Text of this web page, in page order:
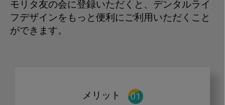
モリタ友の会に登録いただくと、デンタルライ
フデザインをもっと便利にご利用いただくこと
ができます。
メリット